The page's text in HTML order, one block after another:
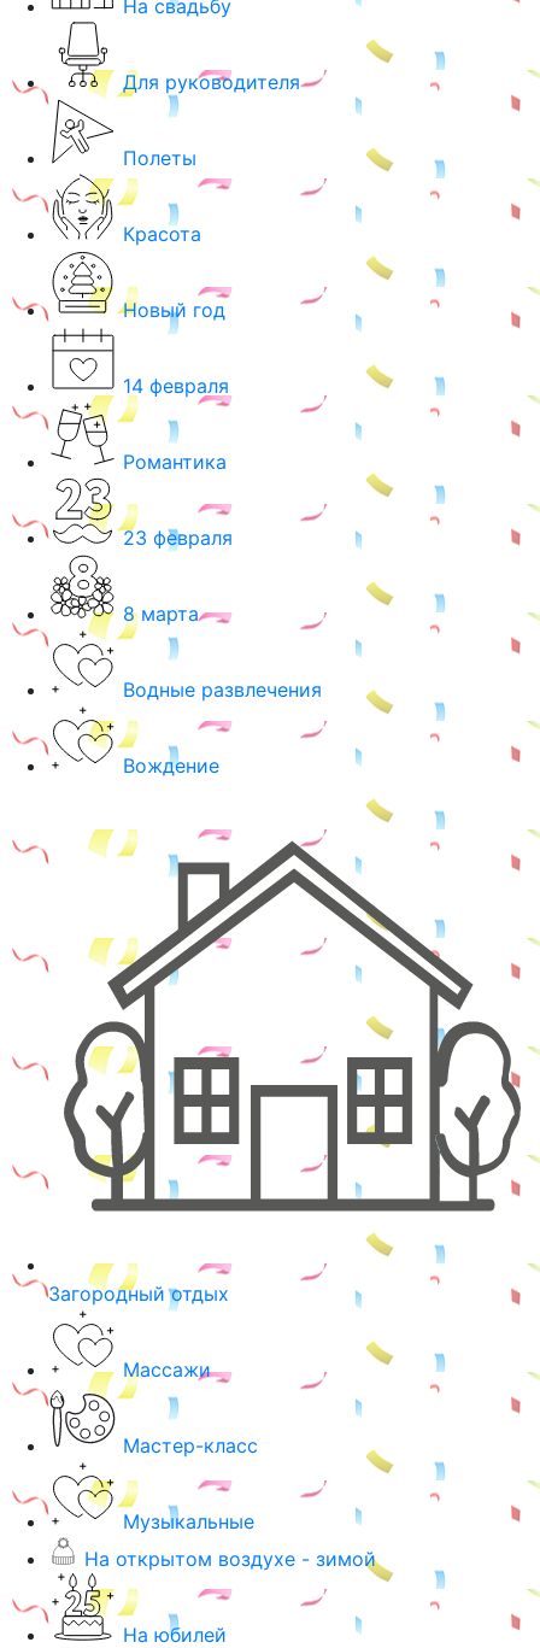
На свадьбу
Для руководителя
Полеты
Красота
Новый год
14 февраля
Романтика
23 февраля
8 марта
Водные развлечения
Вождение
Загородный отдых
Массажи
Мастер-класс
Музыкальные
На открытом воздухе - зимой
На юбилей